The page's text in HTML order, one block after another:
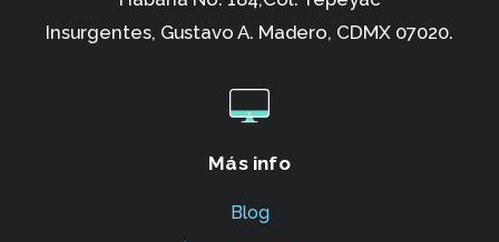
Insurgentes, Gustavo A. Madero, CDMX 07020.
Más info
Blog